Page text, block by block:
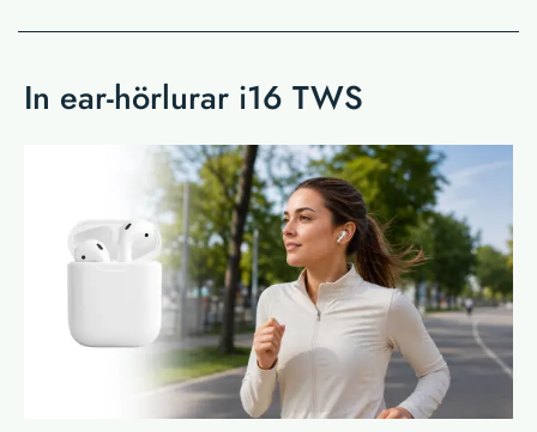
In ear-hörlurar i16 TWS